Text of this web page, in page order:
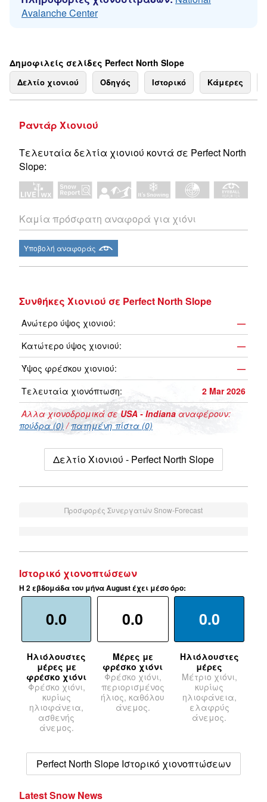
Avalanche Center
Δημοφιλείς σελίδες Perfect North Slope
Δελτίο χιονιού Οδηγός Ιστορικό Κάμερες
Ραντάρ Χιονιού
Τελευταία δελτία χιονιού κοντά σε Perfect North
Slope:
Καμία πρόσφατη αναφορά για χιόνι
Υποβολή αναφοράς
Συνθήκες Χιονιού σε Perfect North Slope
Ανώτερο ύψος χιονιού:
—
Κατώτερο ύψος χιονιού:
—
Ύψος φρέσκου χιονιού:
—
Τελευταία χιονόπτωση:
2 Mar 2026
Αλλα χιονοδρομικά σεUSA - Indiana αναφέρουν:
πούδρα (0) /πατημένη πίστα (0)
Δελτίο Χιονιού - Perfect North Slope
Προσφορές Συνεργατών Snow-Forecast
Ιστορικό χιονοπτώσεων
Η 2 εβδομάδα του μήνα August έχει μέσο όρο:
0.0
Ηλιόλουστες
μέρες με
φρέσκο χιόνι
Φρέσκο χιόνι,
κυρίως
ηλιοφάνεια,
ασθενής
άνεμος.
0.0
Μέρες με
φρέσκο χιόνι
Φρέσκο χιόνι,
περιορισμένος
ήλιος, καθόλου
άνεμος.
0.0
Ηλιόλουστες
μέρες
Μέτριο χιόνι,
κυρίως
ηλιοφάνεια,
ελαφρύς
άνεμος.
Perfect North Slope Ιστορικό χιονοπτώσεων